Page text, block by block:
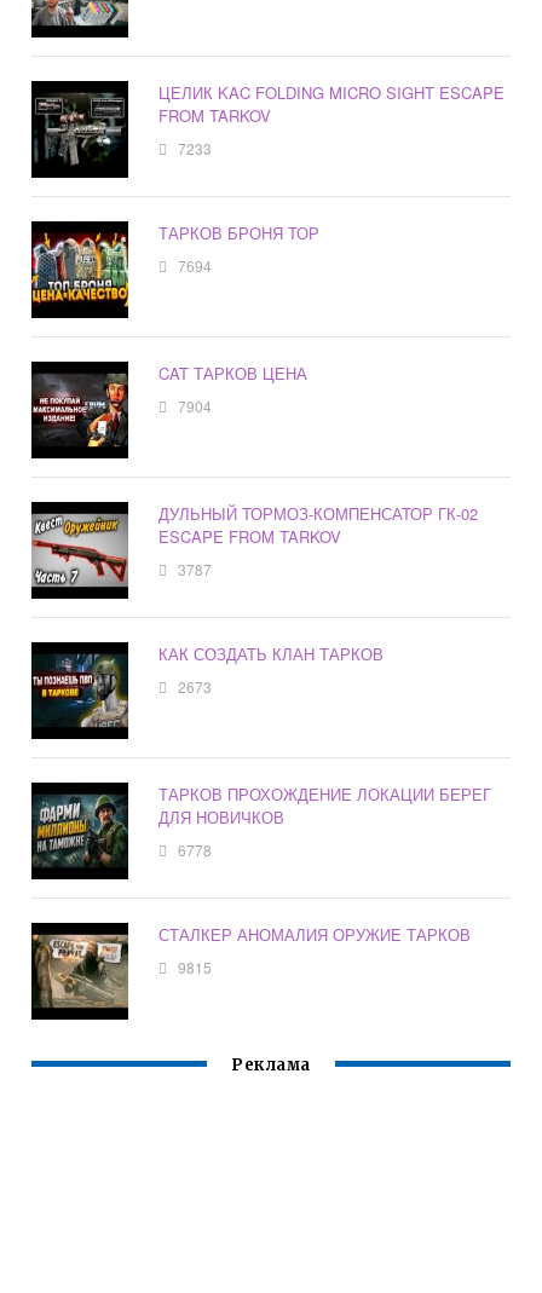
ЦЕЛИК KAC FOLDING MICRO SIGHT ESCAPE
FROM TARKOV
7233
ТАРКОВ БРОНЯ ТОР
7694
CAT ТАРКОВ ЦЕНА
7904
ДУЛЬНЫЙ ТОРМОЗ-КОМПЕНСАТОР ГК-02
ESCAPE FROM TARKOV
3787
КАК СОЗДАТЬ КЛАН ТАРКОВ
2673
ТАРКОВ ПРОХОЖДЕНИЕ ЛОКАЦИИ БЕРЕГ
ДЛЯ НОВИЧКОВ
6778
СТАЛКЕР АНОМАЛИЯ ОРУЖИЕ ТАРКОВ
9815
Реклама